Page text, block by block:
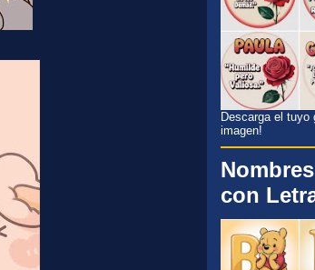
Descarga el
imagen!
con